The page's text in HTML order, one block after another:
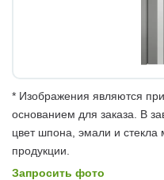
* Изображения являются
основанием для заказа. В
цвет шпона, эмали и стекла
продукции.
Запросить фото